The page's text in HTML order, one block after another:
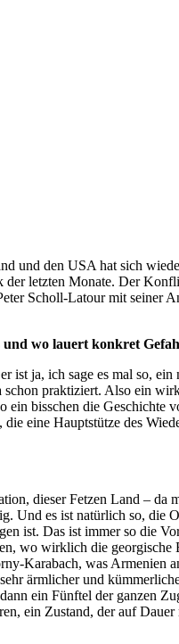
und den USA hat sich
letzten Monate. Der
Scholl-Latour mit seiner
und wo lauert konkret
ja, ich sage es mal so,
praktiziert. Also ein
ein bisschen die
eine Hauptstütze des
dieser Fetzen Land – da
Und es ist natürlich so, die
ist. Das ist immer so die
wo wirklich die
Karabach, was Armenien
ärmlicher und
ein Fünftel der ganzen
ein Zustand, der auf